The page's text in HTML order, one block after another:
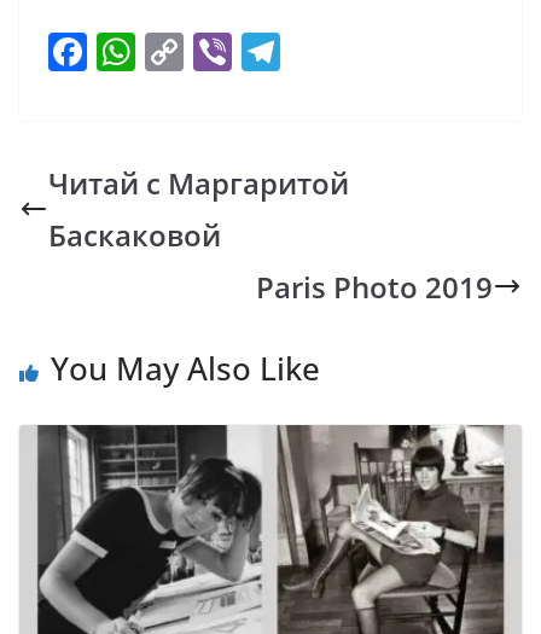
F
b
o
o
W
s
A
p
C
y
Li
n
Vi
gr
a
Читай с Маргаритой
Баскаковой
Paris Photo 2019
You May Also Like